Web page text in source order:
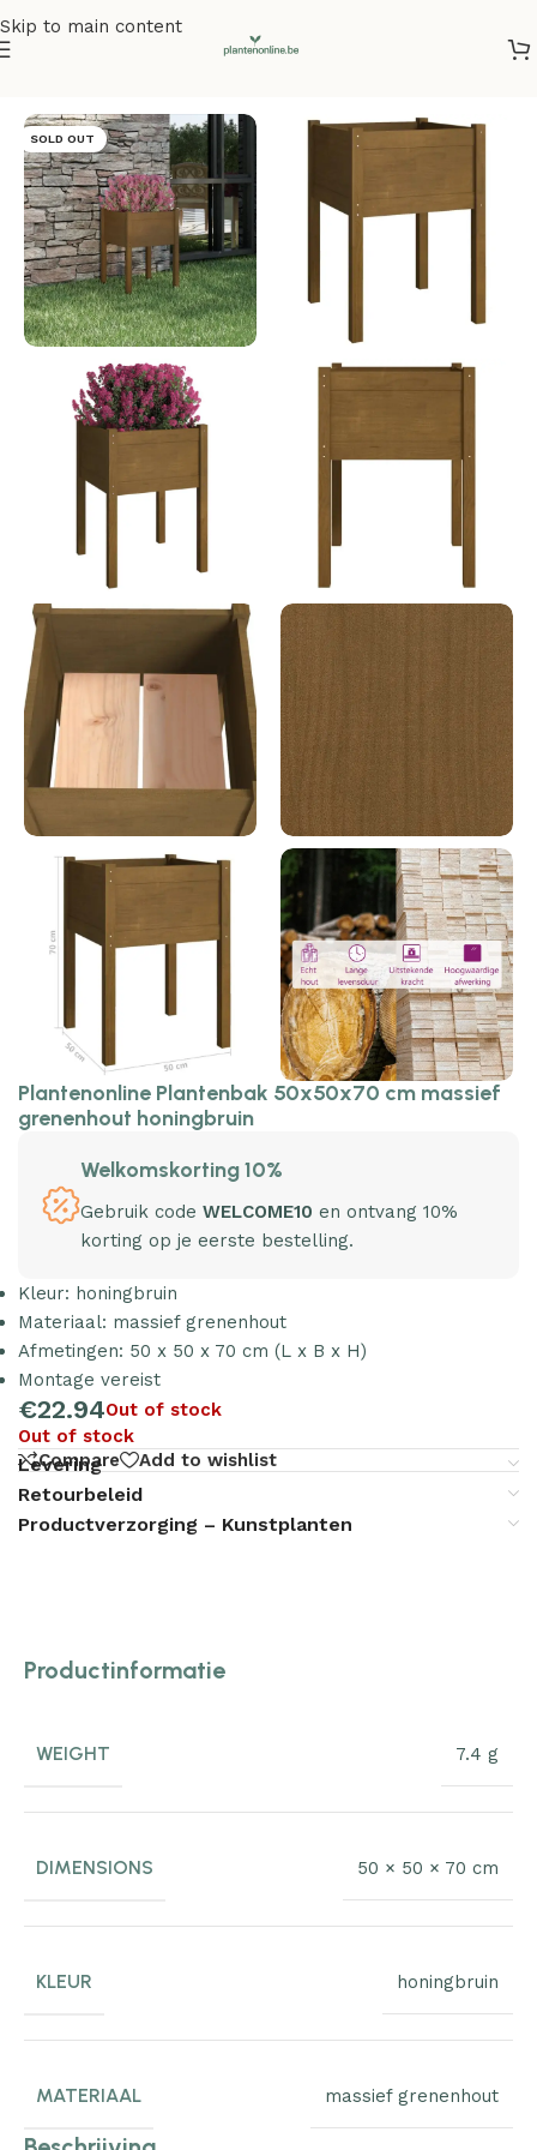
Skip to main content
SOLD OUT
Plantenonline Plantenbak 50x50x70 cm massief
grenenhout honingbruin
Welkomskorting 10%
Gebruik code WELCOME10 en ontvang 10%
korting op je eerste bestelling.
Kleur: honingbruin
Materiaal: massief grenenhout
Afmetingen: 50 x 50 x 70 cm (L x B x H)
Montage vereist
€22.94Out of stock
Out of stock
Compare
Add to wishlist
Levering
Retourbeleid
Productverzorging – Kunstplanten
Productinformatie
WEIGHT 7.4 g
DIMENSIONS 50 × 50 × 70 cm
KLEUR honingbruin
MATERIAAL massief grenenhout